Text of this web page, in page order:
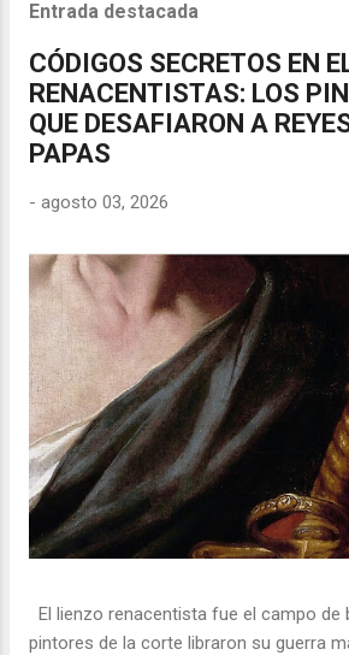
Entrada destacada
CÓDIGOS SECRETOS EN
RENACENTISTAS: LOS
QUE DESAFIARON A
PAPAS
- agosto 03, 2026
El lienzo renacentista fue el campo de
pintores de la corte libraron su guerra